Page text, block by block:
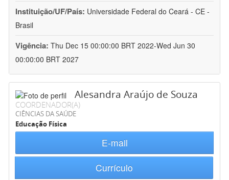
Instituição/UF/País: Universidade Federal do Ceará - CE -
Brasil
Vigência: Thu Dec 15 00:00:00 BRT 2022-Wed Jun 30
00:00:00 BRT 2027
Alesandra Araújo de Souza
COORDENADOR(A)
CIÊNCIAS DA SAÚDE
Educação Física
E-mail
Currículo